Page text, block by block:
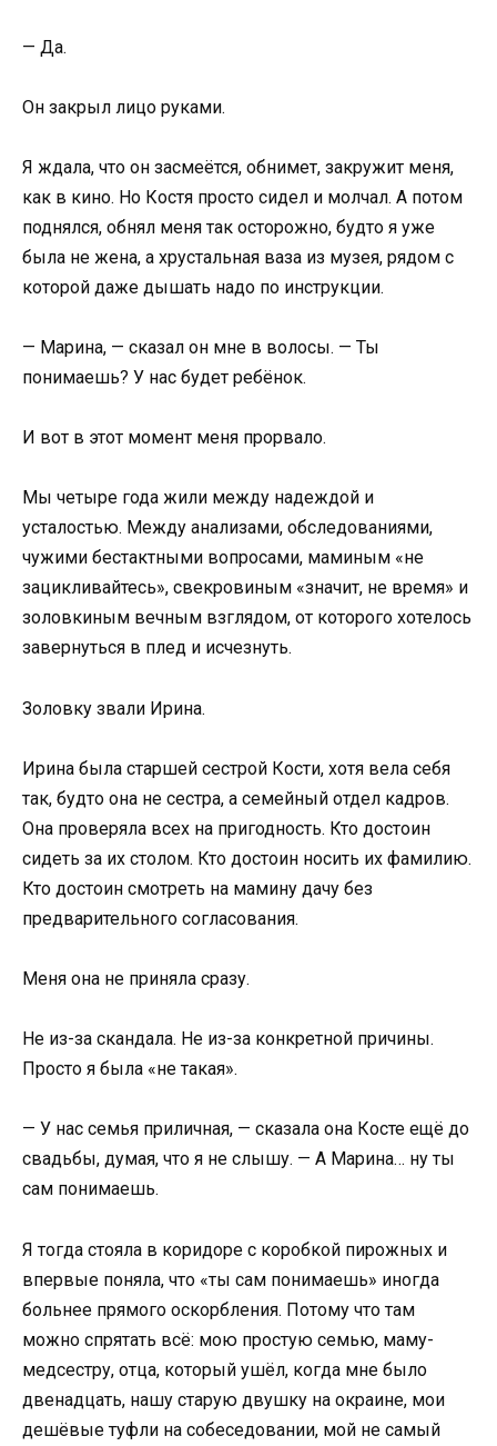
— Да.
Он закрыл лицо руками.
Я ждала, что он засмеётся, обнимет, закружит меня,
как в кино. Но Костя просто сидел и молчал. А потом
поднялся, обнял меня так осторожно, будто я уже
была не жена, а хрустальная ваза из музея, рядом с
которой даже дышать надо по инструкции.
— Марина, — сказал он мне в волосы. — Ты
понимаешь? У нас будет ребёнок.
И вот в этот момент меня прорвало.
Мы четыре года жили между надеждой и
усталостью. Между анализами, обследованиями,
чужими бестактными вопросами, маминым «не
зацикливайтесь», свекровиным «значит, не время» и
золовкиным вечным взглядом, от которого хотелось
завернуться в плед и исчезнуть.
Золовку звали Ирина.
Ирина была старшей сестрой Кости, хотя вела себя
так, будто она не сестра, а семейный отдел кадров.
Она проверяла всех на пригодность. Кто достоин
сидеть за их столом. Кто достоин носить их фамилию.
Кто достоин смотреть на мамину дачу без
предварительного согласования.
Меня она не приняла сразу.
Не из-за скандала. Не из-за конкретной причины.
Просто я была «не такая».
— У нас семья приличная, — сказала она Косте ещё до
свадьбы, думая, что я не слышу. — А Марина… ну ты
сам понимаешь.
Я тогда стояла в коридоре с коробкой пирожных и
впервые поняла, что «ты сам понимаешь» иногда
больнее прямого оскорбления. Потому что там
можно спрятать всё: мою простую семью, маму-
медсестру, отца, который ушёл, когда мне было
двенадцать, нашу старую двушку на окраине, мои
дешёвые туфли на собеседовании, мой не самый